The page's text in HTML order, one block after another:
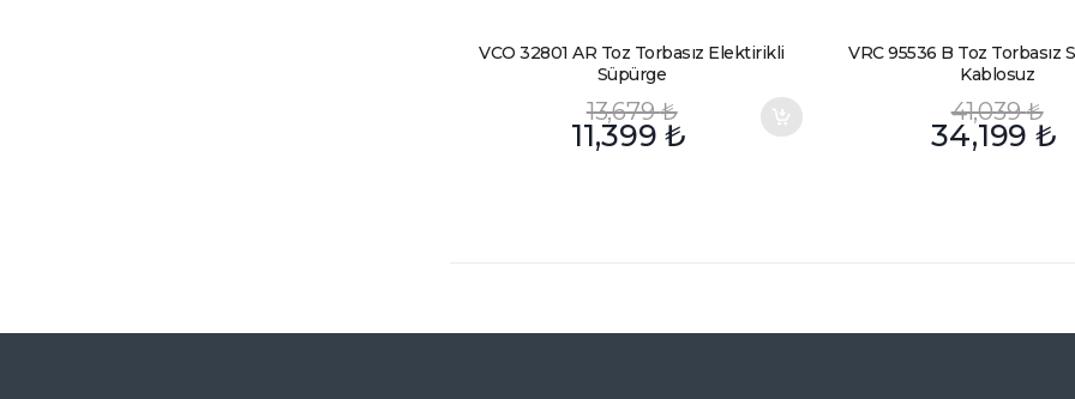
VCO 32801 AR Toz Torbasız Elektirikli
Süpürge
13,679₺
11,399₺
VRC 95536 B Toz Torbasız
Kablosuz
41,039₺
34,199₺